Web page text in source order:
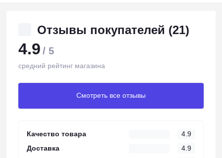
Отзывы покупателей (21)
4.9 / 5
средний рейтинг магазина
Смотреть все отзывы
Качество товара
4.9
Доставка
4.9